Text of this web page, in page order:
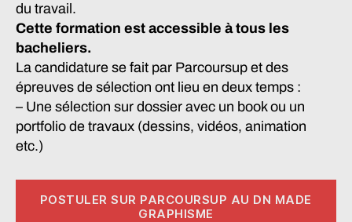
du travail.
Cette formation est accessible à tous les
bacheliers.
La candidature se fait par Parcoursup et des
épreuves de sélection ont lieu en deux temps :
– Une sélection sur dossier avec un book ou un
portfolio de travaux (dessins, vidéos, animation
etc.)
POSTULER SUR PARCOURSUP AU DN MADE
GRAPHISME